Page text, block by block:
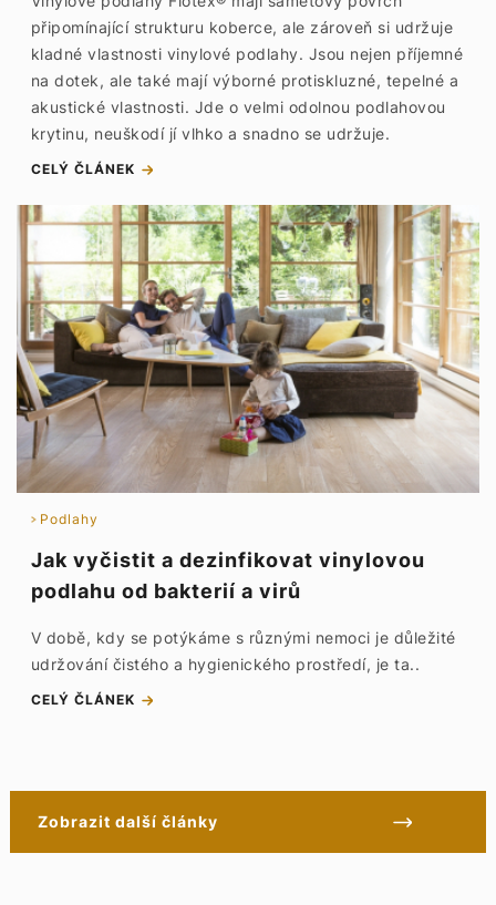
připomínající strukturu koberce, ale zároveň si udržuje
kladné vlastnosti vinylové podlahy. Jsou nejen příjemné
na dotek, ale také mají výborné protiskluzné, tepelné a
akustické vlastnosti. Jde o velmi odolnou podlahovou
krytinu, neuškodí jí vlhko a snadno se udržuje.
CELÝ ČLÁNEK
Podlahy
Jak vyčistit a dezinfikovat vinylovou
podlahu od bakterií a virů
V době, kdy se potýkáme s různými nemoci je důležité
udržování čistého a hygienického prostředí, je ta..
CELÝ ČLÁNEK
Zobrazit další články